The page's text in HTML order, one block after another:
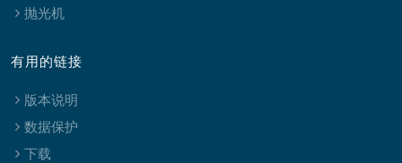
抛光机
有用的链接
版本说明
数据保护
下载